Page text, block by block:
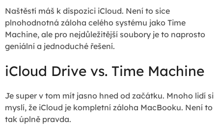
Naštěstí máš k dispozici iCloud. Není to sice
plnohodnotná záloha celého systému jako Time
Machine, ale pro nejdůležitější soubory je to naprosto
geniální a jednoduché řešení.
iCloud Drive vs. Time Machine
Je super v tom mít jasno hned od začátku. Mnoho lidí si
myslí, že iCloud je kompletní záloha MacBooku. Není to
tak úplně pravda.